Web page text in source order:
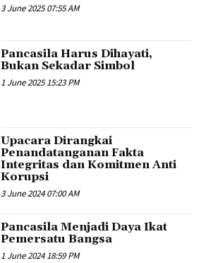
3 June 2025 07:55 AM
Pancasila Harus Dihayati,
Bukan Sekadar Simbol
1 June 2025 15:23 PM
Upacara Dirangkai
Penandatanganan Fakta
Integritas dan Komitmen Anti
Korupsi
3 June 2024 07:00 AM
Pancasila Menjadi Daya Ikat
Pemersatu Bangsa
1 June 2024 18:59 PM